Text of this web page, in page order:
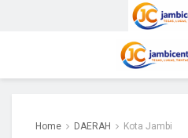
Home DAERAH Kota Jambi